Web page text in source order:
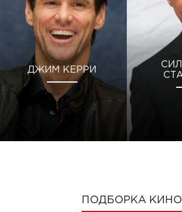
ДЖИМ КЕРРИ
ПОДБОРКА КИНО